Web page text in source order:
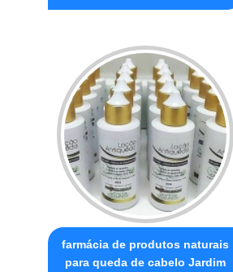
farmácia de produtos naturais
para queda de cabelo Jardim